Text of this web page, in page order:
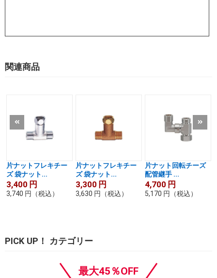
関連商品
片ナットフレキチー
ズ 袋ナット...
3,400 円
3,740 円 （税込）
片ナットフレキチー
ズ 袋ナット...
3,300 円
3,630 円 （税込）
片ナット回転チーズ
配管継手 ...
4,700 円
5,170 円 （税込）
PICK UP！ カテゴリー
最大45％OFF